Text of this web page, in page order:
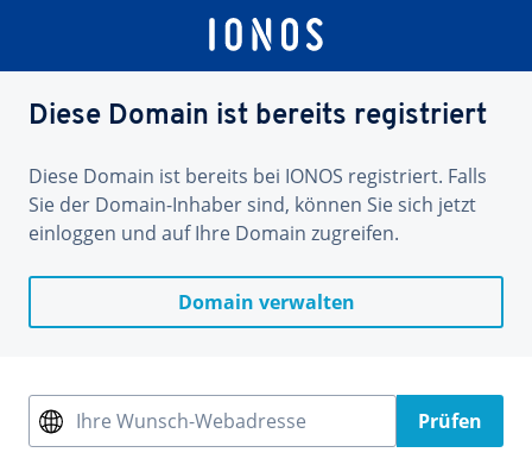
Diese Domain ist bereits registriert
Diese Domain ist bereits bei IONOS registriert. Falls
Sie der Domain-Inhaber sind, können Sie sich jetzt
einloggen und auf Ihre Domain zugreifen.
Domain verwalten
Ihre Wunsch-Webadresse Prüfen